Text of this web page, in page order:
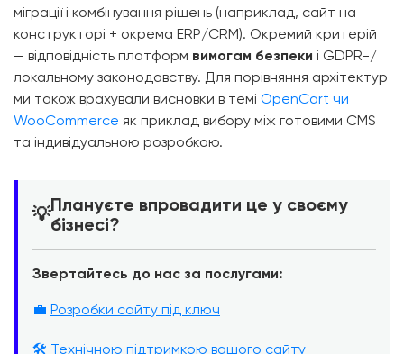
міграції і комбінування рішень (наприклад, сайт на
конструкторі + окрема ERP/CRM). Окремий критерій
— відповідність платформ вимогам безпеки і GDPR-/
локальному законодавству. Для порівняння архітектур
ми також врахували висновки в темі OpenCart чи
WooCommerce як приклад вибору між готовими CMS
та індивідуальною розробкою.
💡Плануєте впровадити це у своєму
бізнесі?
Звертайтесь до нас за послугами:
💼 Розробки сайту під ключ
🛠️ Технічною підтримкою вашого сайту